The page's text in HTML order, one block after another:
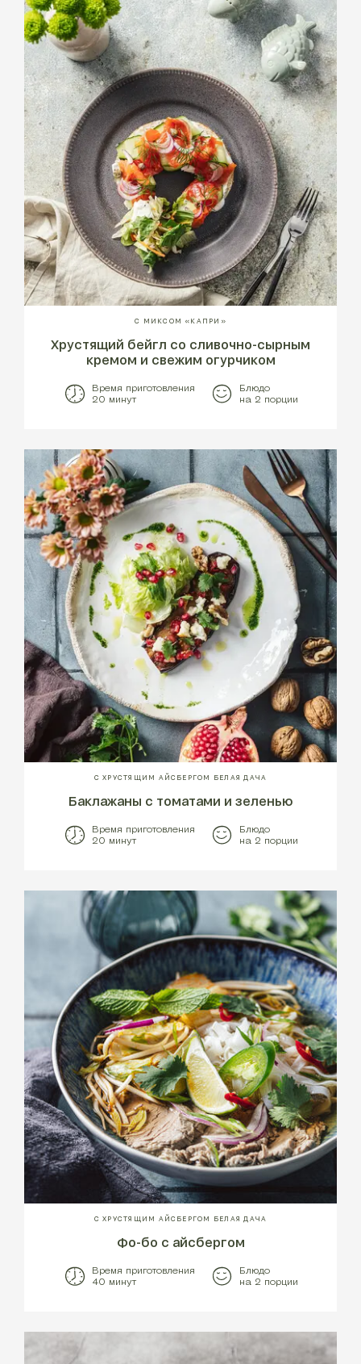
С МИКСОМ «КАПРИ»
Хрустящий бейгл со сливочно-сырным
кремом и свежим огурчиком
Время приготовления
20 минут
Блюдо
на 2 порции
С ХРУСТЯЩИМ АЙСБЕРГОМ БЕЛАЯ ДАЧА
Баклажаны с томатами и зеленью
Время приготовления
20 минут
Блюдо
на 2 порции
С ХРУСТЯЩИМ АЙСБЕРГОМ БЕЛАЯ ДАЧА
Фо-бо с айсбергом
Время приготовления
40 минут
Блюдо
на 2 порции